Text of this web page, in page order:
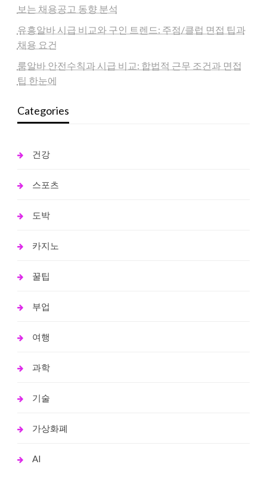
보는 채용공고 동향 분석
유흥알바 시급 비교와 구인 트렌드: 주점/클럽 면접 팁과
채용 요건
룸알바 안전수칙과 시급 비교: 합법적 근무 조건과 면접
팁 한눈에
Categories
건강
스포츠
도박
카지노
꿀팁
부업
여행
과학
기술
가상화폐
AI